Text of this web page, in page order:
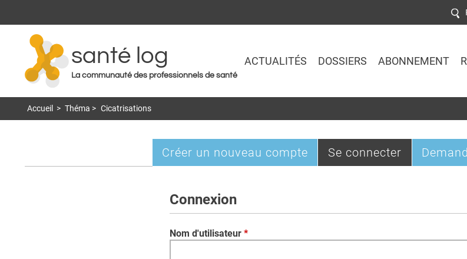
santé log
La communauté des professionnels de santé
ACTUALITÉS DOSSIERS ABONNEMENT
Accueil > Théma > Cicatrisations
Onglets
Créer un nouveau compte Se connecter (onglet
actif)
Connexion
Nom d'utilisateur *